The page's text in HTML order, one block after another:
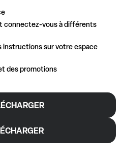
connectez-vous à différents
instructions sur votre espace
des promotions